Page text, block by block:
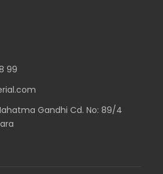
99
Gandhi Cd. No: 89/4